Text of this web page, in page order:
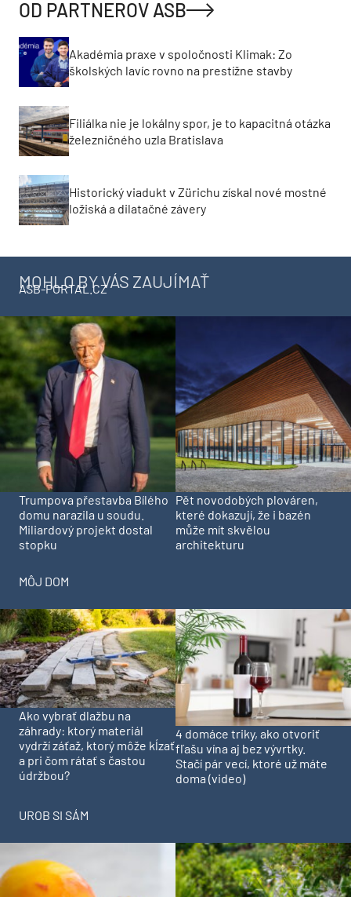
OD PARTNEROV ASB
Akadémia praxe v spoločnosti Klimak: Zo
školských lavíc rovno na prestížne stavby
Filiálka nie je lokálny spor, je to kapacitná otázka
železničného uzla Bratislava
Historický viadukt v Zürichu získal nové mostné
ložiská a dilatačné závery
MOHLO BY VÁS ZAUJÍMAŤ
ASB-PORTAL.CZ
Trumpova přestavba Bílého
domu narazila u soudu.
Miliardový projekt dostal
stopku
Pět novodobých plováren,
které dokazují, že i bazén
může mít skvělou
architekturu
MÔJ DOM
Ako vybrať dlažbu na
záhrady: ktorý materiál
vydrží záťaž, ktorý môže kĺzať
a pri čom rátať s častou
údržbou?
4 domáce triky, ako otvoriť
fľašu vína aj bez vývrtky.
Stačí pár vecí, ktoré už máte
doma (video)
UROB SI SÁM